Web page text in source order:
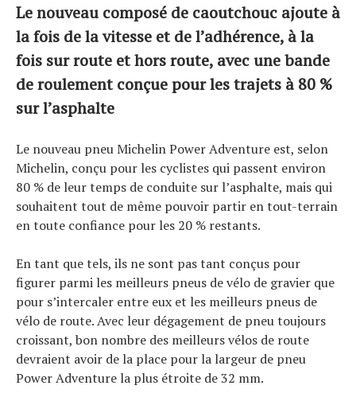
Le nouveau composé de caoutchouc ajoute à
la fois de la vitesse et de l’adhérence, à la
fois sur route et hors route, avec une bande
de roulement conçue pour les trajets à 80 %
sur l’asphalte
Le nouveau pneu Michelin Power Adventure est, selon
Michelin, conçu pour les cyclistes qui passent environ
80 % de leur temps de conduite sur l’asphalte, mais qui
souhaitent tout de même pouvoir partir en tout-terrain
en toute confiance pour les 20 % restants.
En tant que tels, ils ne sont pas tant conçus pour
figurer parmi les meilleurs pneus de vélo de gravier que
pour s’intercaler entre eux et les meilleurs pneus de
vélo de route. Avec leur dégagement de pneu toujours
croissant, bon nombre des meilleurs vélos de route
devraient avoir de la place pour la largeur de pneu
Power Adventure la plus étroite de 32 mm.
Technologies
Tests de produits
Conseils
Tendances
Tous nos articles